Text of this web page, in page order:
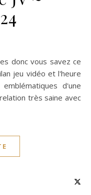
jeu vidéo et l'heure
d'une
très saine avec